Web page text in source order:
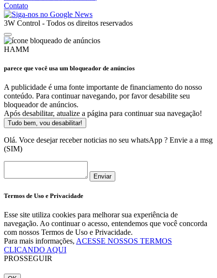
Contato
3W Control - Todos os direitos reservados
HAMM
parece que você usa um bloqueador de anúncios
A publicidade é uma fonte importante de financiamento do nosso
conteúdo. Para continuar navegando, por favor desabilite seu
bloqueador de anúncios.
Após desabilitar, atualize a página para continuar sua navegação!
Tudo bem, vou desabilitar!
Olá. Voce desejar receber noticias no seu whatsApp ? Envie a a msg
(SIM)
Enviar
Termos de Uso e Privacidade
Esse site utiliza cookies para melhorar sua experiência de
navegação. Ao continuar o acesso, entendemos que você concorda
com nossos Termos de Uso e Privacidade.
Para mais informações, ACESSE NOSSOS TERMOS
CLICANDO AQUI
PROSSEGUIR